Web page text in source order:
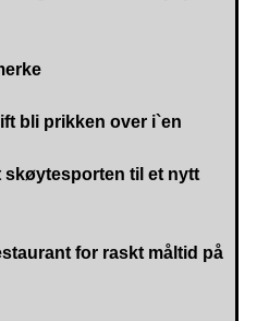
bli prikken over i`en
skøytesporten til et nytt
for raskt måltid på